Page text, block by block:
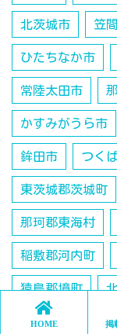
北茨城市 笠
ひたちなか市
常陸太田市
かすみがうら市
鉾田市 つく
東茨城郡茨城町
那珂郡東海村
稲敷郡河内町
猿島郡境町
HOME 掲